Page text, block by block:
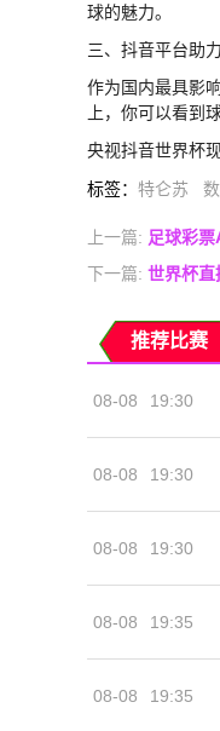
球的魅力。
三、抖音平台助
作为国内最具影
上，你可以看到
央视抖音世界杯
标签： 特仑苏
上一篇: 足球彩
下一篇: 世界杯直
推荐比赛
08-08 19:30
08-08 19:30
08-08 19:30
08-08 19:35
08-08 19:35